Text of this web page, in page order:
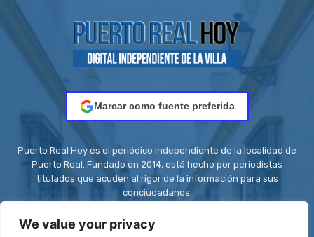
We value your privacy
Marcar como fuente preferida
Puerto Real Hoy es el periódico independiente de la localidad de
Puerto Real. Fundado en 2014, está hecho por periodistas
titulados que acuden al rigor de la información para sus
conciudadanos.
Contacto: redaccion@puertorealhoy.es